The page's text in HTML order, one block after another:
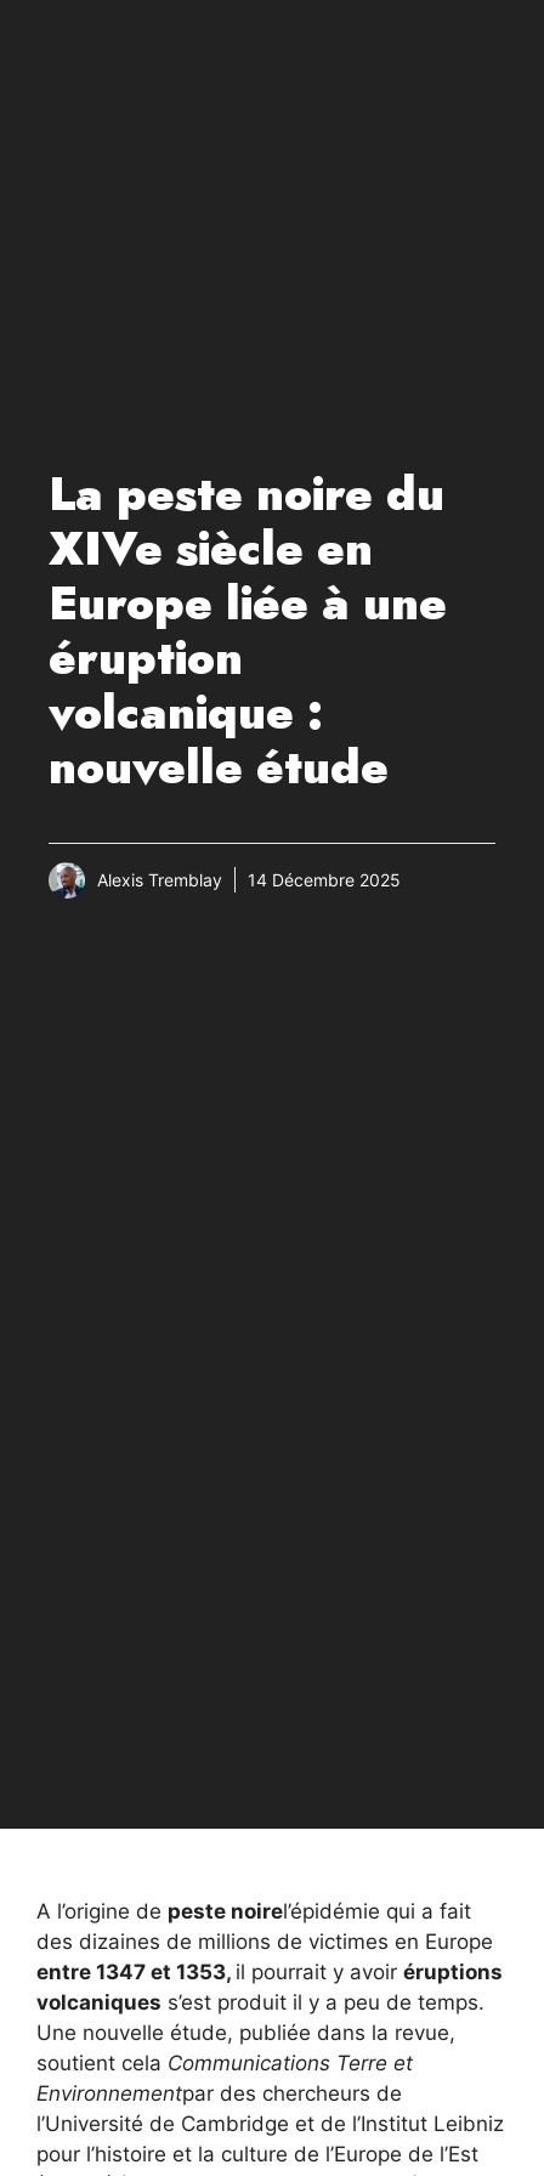
La peste noire du
XIVe siècle en
Europe liée à une
éruption
volcanique :
nouvelle étude
Alexis Tremblay 14 Décembre 2025
A l’origine de peste noirel’épidémie qui a fait
des dizaines de millions de victimes en Europe
entre 1347 et 1353, il pourrait y avoir éruptions
volcaniques s’est produit il y a peu de temps.
Une nouvelle étude, publiée dans la revue,
soutient cela Communications Terre et
Environnementpar des chercheurs de
l’Université de Cambridge et de l’Institut Leibniz
pour l’histoire et la culture de l’Europe de l’Est